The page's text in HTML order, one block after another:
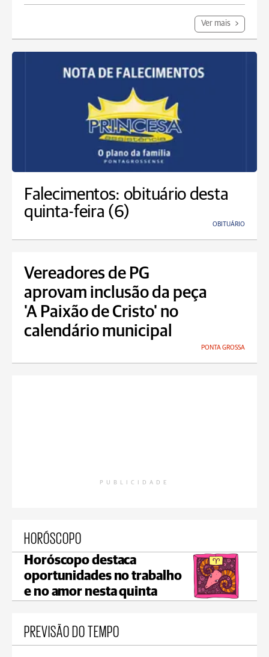
Ver mais
Falecimentos: obituário desta
quinta-feira (6)
OBITUÁRIO
Vereadores de PG
aprovam inclusão da peça
'A Paixão de Cristo' no
calendário municipal
PONTA GROSSA
PUBLICIDADE
HORÓSCOPO
Horóscopo destaca
oportunidades no trabalho
e no amor nesta quinta
PREVISÃO DO TEMPO